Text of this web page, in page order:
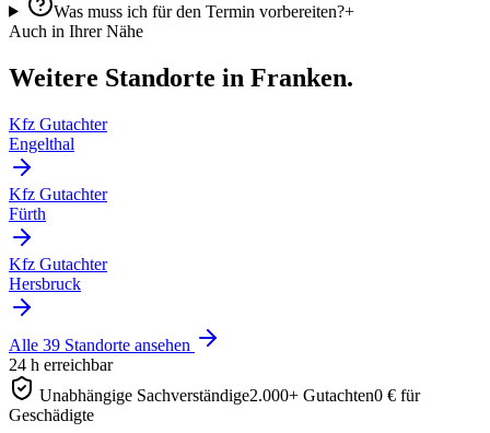
Was muss ich für den Termin vorbereiten?+
Auch in Ihrer Nähe
Weitere Standorte in Franken.
Kfz Gutachter
Engelthal
Kfz Gutachter
Fürth
Kfz Gutachter
Hersbruck
Alle 39 Standorte ansehen
24 h erreichbar
Unabhängige Sachverständige2.000+ Gutachten0 € für
Geschädigte